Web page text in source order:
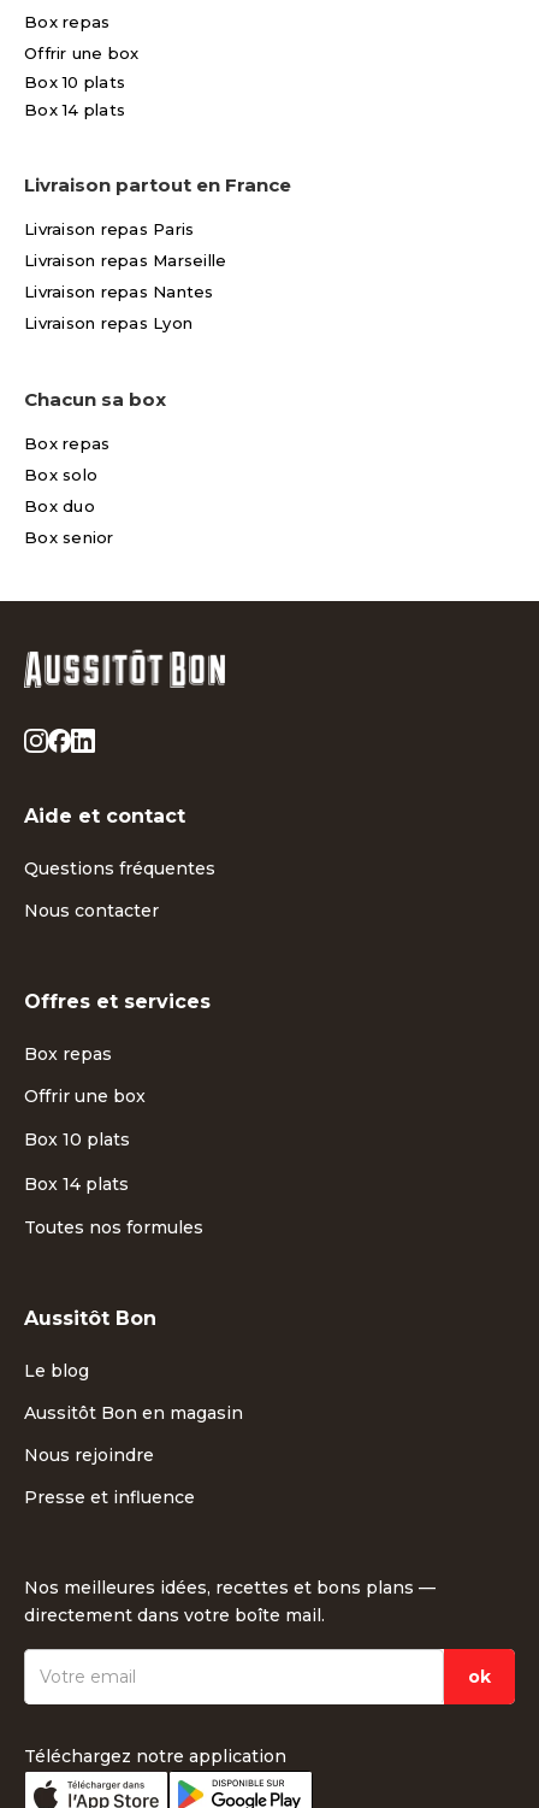
Box repas
Offrir une box
Box 10 plats
Box 14 plats
Livraison partout en France
Livraison repas Paris
Livraison repas Marseille
Livraison repas Nantes
Livraison repas Lyon
Chacun sa box
Box repas
Box solo
Box duo
Box senior
Aide et contact
Questions fréquentes
Nous contacter
Offres et services
Box repas
Offrir une box
Box 10 plats
Box 14 plats
Toutes nos formules
Aussitôt Bon
Le blog
Aussitôt Bon en magasin
Nous rejoindre
Presse et influence
Nos meilleures idées, recettes et bons plans —
directement dans votre boîte mail.
Téléchargez notre application